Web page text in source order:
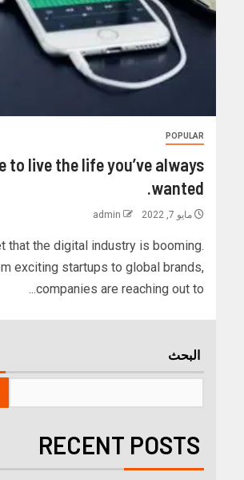
POPULAR
to live the life you’ve always
wanted.
مايو 7, 2022 admin
that the digital industry is booming.
exciting startups to global brands,
companies are reaching out to...
البحث
RECENT POSTS